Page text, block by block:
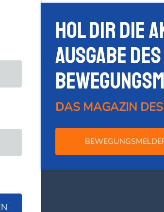
Hol dir die
Ausgabe des
DAS MAGAZIN